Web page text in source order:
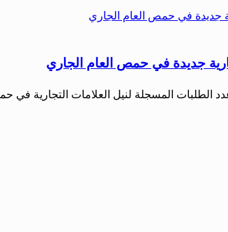
الطلبات المسجلة لنيل العلامات التجارية في